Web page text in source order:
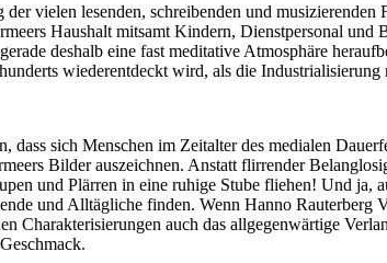
vielen lesenden, schreibenden und
Haushalt mitsamt Kindern, Dienstpersonal
deshalb eine fast meditative Atmosphäre
wiederentdeckt wird, als die
dass sich Menschen im Zeitalter des medialen
Bilder auszeichnen. Anstatt flirrender
und Plärren in eine ruhige Stube fliehen! Und
und Alltägliche finden. Wenn Hanno
Charakterisierungen auch das allgegenwärtige